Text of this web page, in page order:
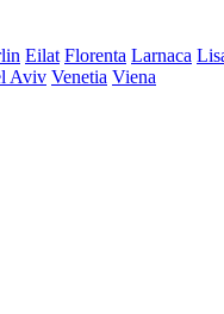
Eilat Florenta Larnaca
Aviv Venetia Viena